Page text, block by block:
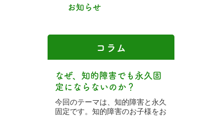
お知らせ
コラム
なぜ、知的障害でも永久固
定にならないのか？
今回のテーマは、知的障害と永久
固定です。知的障害のお子様をお